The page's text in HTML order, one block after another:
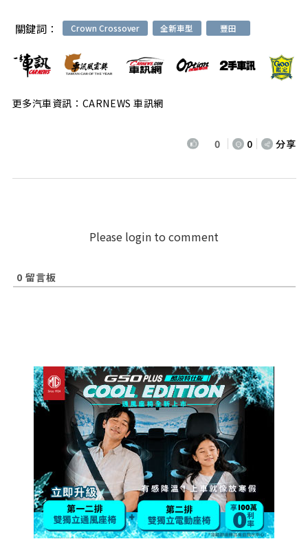
關鍵詞： Crown Crossover 全新車型 豐田
更多汽車資訊：CARNEWS 車訊網
0 0 分享
Please login to comment
0 留言板